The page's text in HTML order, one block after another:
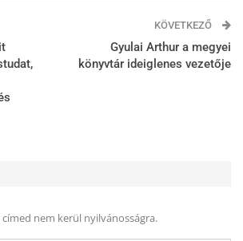
KÖVETKEZŐ
Gyulai Arthur a megyei
könyvtár ideiglenes vezetője
címed nem kerül nyilvánosságra.